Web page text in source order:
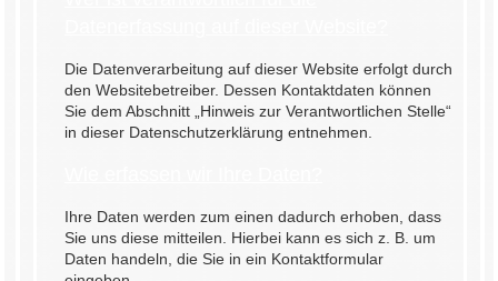
Die Datenverarbeitung auf dieser Website erfolgt durch
den Websitebetreiber. Dessen Kontaktdaten können
Sie dem Abschnitt „Hinweis zur Verantwortlichen Stelle“
in dieser Datenschutzerklärung entnehmen.
Ihre Daten werden zum einen dadurch erhoben, dass
Sie uns diese mitteilen. Hierbei kann es sich z. B. um
Daten handeln, die Sie in ein Kontaktformular